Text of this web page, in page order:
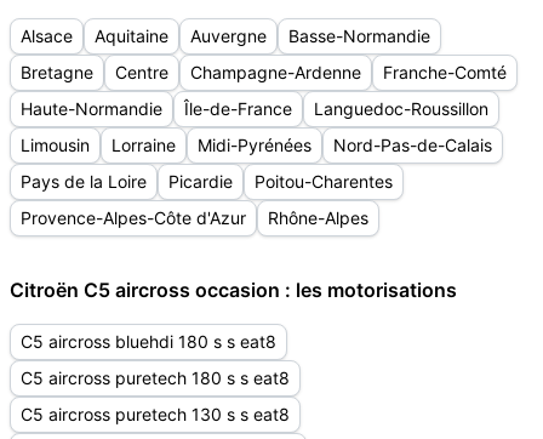
Alsace Aquitaine Auvergne
Basse-Normandie
Bretagne
Centre Champagne-Ardenne
Franche-Comté
Haute-Normandie
Île-de-France
Languedoc-Roussillon
Limousin
Lorraine Midi-Pyrénées
Nord-Pas-de-Calais
Pays de la Loire
Picardie
Poitou-Charentes
Provence-Alpes-Côte d'Azur
Rhône-Alpes
Citroën C5 aircross occasion : les motorisations
C5 aircross bluehdi 180 s s eat8
C5 aircross puretech 180 s s eat8
C5 aircross puretech 130 s s eat8